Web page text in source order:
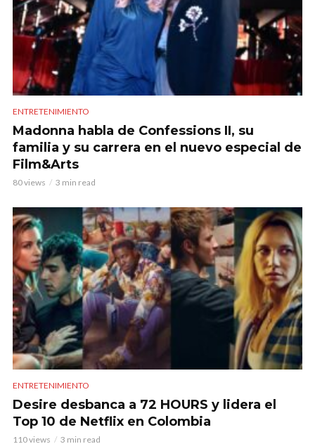
ENTRETENIMIENTO
Madonna habla de Confessions II, su
familia y su carrera en el nuevo especial de
Film&Arts
80 views 3 min read
ENTRETENIMIENTO
Desire desbanca a 72 HOURS y lidera el
Top 10 de Netflix en Colombia
110 views 3 min read